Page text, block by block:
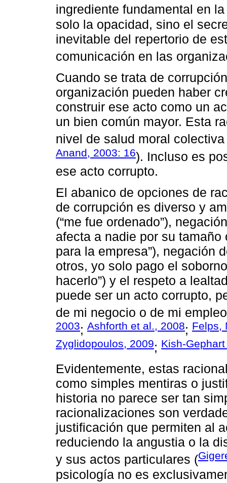
ingrediente fundamental en
solo la opacidad, sino el
inevitable del repertorio de
comunicación en las
Cuando se trata de
organización pueden haber
construir ese acto como un
un bien común mayor. Esta
nivel de salud moral
Anand, 2003: 16). Incluso es
ese acto corrupto.
El abanico de opciones de
de corrupción es diverso y
(“me fue ordenado”),
afecta a nadie por su
para la empresa”), negación
otros, yo solo pago el
hacerlo”) y el respeto a
puede ser un acto corrupto,
de mi negocio o de mi
2003; Ashforth et al., 2008; Felps,
Zyglidopoulos, 2009; Kish-
Evidentemente, estas
como simples mentiras o
historia no parece ser tan
racionalizaciones son
justificación que permiten al
reduciendo la angustia o la
y sus actos particulares (
psicología no es